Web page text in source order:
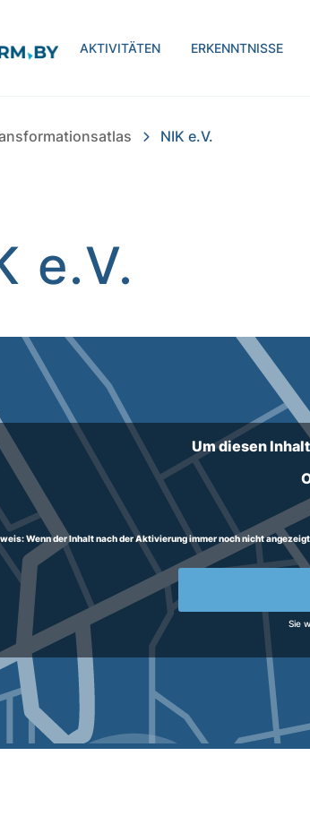
Bayern Innovativ GmbH |
AKTIVITÄTEN ERKENNTNISSE
NIK e.V.
e.V.
Inhalt
Um diesen
Wenn der Inhalt nach der Aktivierung immer noch nicht
Sie